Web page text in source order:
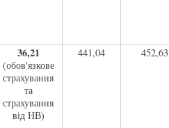
36,21
(обов'язкове
страхування
та
страхування
від НВ)
441,04 452,63